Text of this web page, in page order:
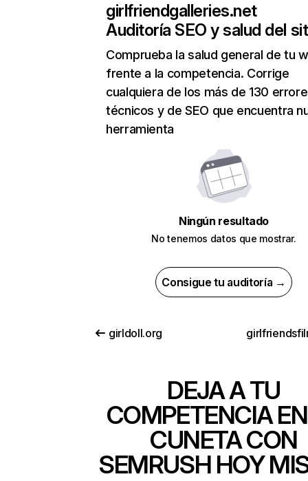
girlfriendgalleries.net
Auditoría SEO y salud del
Comprueba la salud general de tu
frente a la competencia. Corrige
cualquiera de los más de 130
técnicos y de SEO que encuentra
herramienta
Ningún resultado
No tenemos datos que mostrar.
Consigue tu auditoría →
girldoll.org
DEJA A TU
COMPETENCIA
CUNETA CON
SEMRUSH HOY